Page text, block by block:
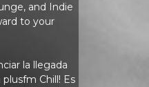
and Indie
to your
la llegada
Chill! Es